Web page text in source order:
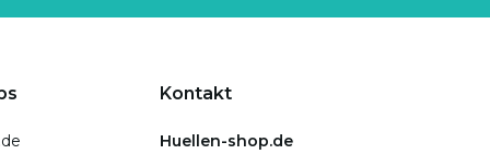
Kontakt
Huellen-shop.de